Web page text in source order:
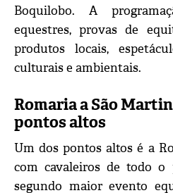
Boquilobo. A
equestres, provas de
produtos locais,
culturais e ambientais.
Romaria a São
pontos altos
Um dos pontos altos é a
com cavaleiros de todo o
segundo maior evento